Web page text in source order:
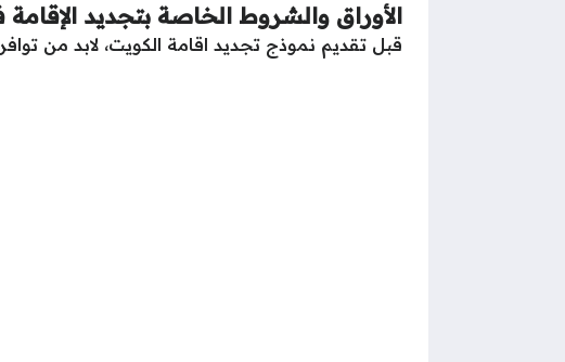
الأوراق والشروط الخاصة بتجديد
قبل تقديم نموذج تجديد اقامة الكويت، لابد من